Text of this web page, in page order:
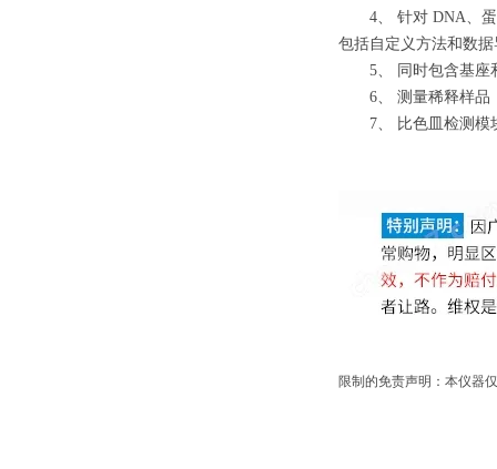
4、 针对 DNA、蛋
包括自定义方法和数
5、 同时包含基座和
6、 测量稀释样品，
7、 比色皿检测模
限制的免责声明：本仪器